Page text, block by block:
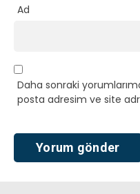
Ad
Daha sonraki
posta adresim ve site